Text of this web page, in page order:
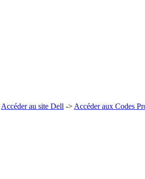
Accéder au site Dell -> Accéder aux Codes